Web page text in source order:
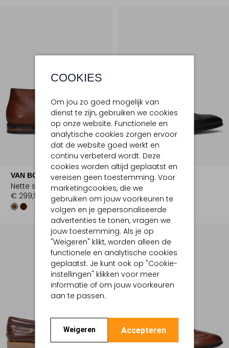
COOKIES
Om jou zo goed mogelijk van
dienst te zijn, gebruiken we cookies
op onze website. Functionele en
analytische cookies zorgen ervoor
dat de website goed werkt en
continu verbeterd wordt. Deze
cookies worden altijd geplaatst en
vereisen geen toestemming. Voor
marketingcookies, die we
gebruiken om jouw voorkeuren te
volgen en je gepersonaliseerde
advertenties te tonen, vragen we
jouw toestemming. Als je op
"Weigeren" klikt, worden alleen de
functionele en analytische cookies
geplaatst. Je kunt ook op "Cookie-
instellingen" klikken voor meer
informatie of om jouw voorkeuren
aan te passen.
Weigeren Accepteren
VAN BOMMEL
Nette schoenen
€ 299,95
VAN BOMMEL
Nette schoenen
€ 299,95